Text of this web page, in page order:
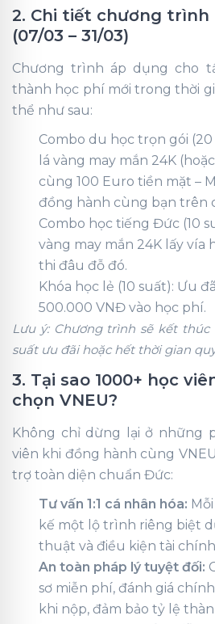
2. Chi tiết chương trình
(07/03 – 31/03)
Chương trình áp dụng cho
thành học phí mới trong thời
thể như sau:
Combo du học trọn gói (20
lá vàng may mắn 24K
cùng 100 Euro tiền mặt –
đồng hành cùng bạn trên
Combo học tiếng Đức (10
vàng may mắn 24K lấy vía
thi đâu đỗ đó.
Khóa học lẻ (10 suất): Ưu
500.000 VNĐ vào học phí.
Lưu ý: Chương trình sẽ kết
suất ưu đãi hoặc hết thời gian
3. Tại sao 1000+ học
chọn VNEU?
Không chỉ dừng lại ở những
viên khi đồng hành cùng
trợ toàn diện chuẩn Đức:
Tư vấn 1:1 cá nhân hóa:
kế một lộ trình riêng biệt
thuật và điều kiện tài
An toàn pháp lý tuyệt đối:
sơ miễn phí, đánh giá
khi nộp, đảm bảo tỷ lệ